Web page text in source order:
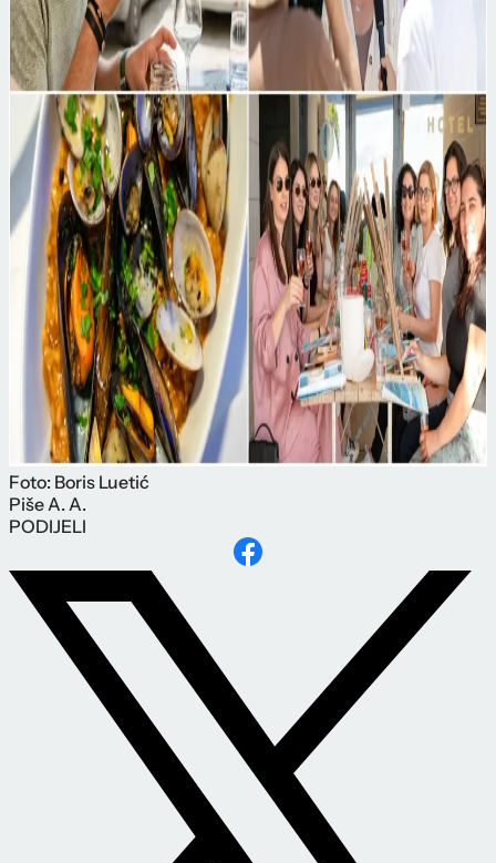
Foto: Boris Luetić
PišeA. A.
PODIJELI